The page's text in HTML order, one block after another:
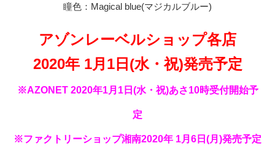
瞳色：Magical blue(マジカルブルー)
アゾンレーベルショップ各店
2020年 1月1日(水・祝)発売予定
※AZONET 2020年1月1日(水・祝)あさ10時受付開始予
定
※ファクトリーショップ湘南2020年 1月6日(月)発売予定